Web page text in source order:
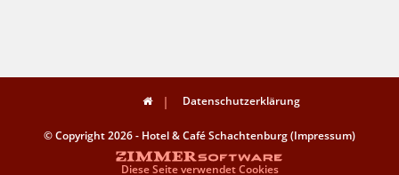
Datenschutzerklärung
© Copyright 2026 - Hotel & Café Schachtenburg (Impressum)
Diese Seite verwendet Cookies